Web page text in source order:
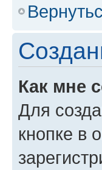
Как мне
Для
кнопке в